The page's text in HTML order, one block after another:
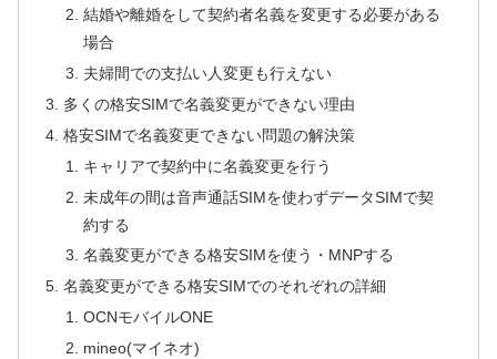
結婚や離婚をして契約者名義を変更する必要がある
場合
夫婦間での支払い人変更も行えない
多くの格安SIMで名義変更ができない理由
格安SIMで名義変更できない問題の解決策
キャリアで契約中に名義変更を行う
未成年の間は音声通話SIMを使わずデータSIMで契
約する
名義変更ができる格安SIMを使う・MNPする
名義変更ができる格安SIMでのそれぞれの詳細
OCNモバイルONE
mineo(マイネオ)